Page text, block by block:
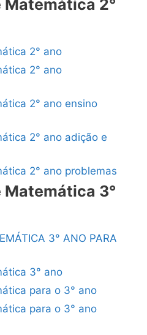
2°
2° ano
2° ano
2° ano ensino
2° ano adição e
2° ano problemas
3°
3° ANO PARA
3° ano
para o 3° ano
para o 3° ano